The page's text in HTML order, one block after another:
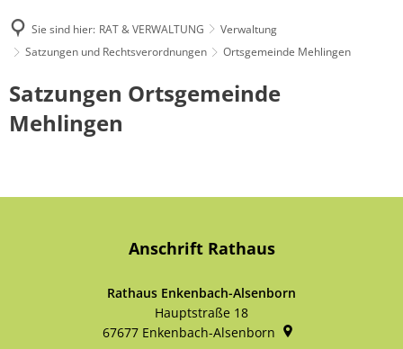
Sie sind hier: RAT & VERWALTUNG
Verwaltung
Satzungen und Rechtsverordnungen
Ortsgemeinde Mehlingen
Ortsgemeinde
Mehlingen
Satzungen Ortsgemeinde
Mehlingen
Anschrift Rathaus
Rathaus Enkenbach-Alsenborn
Hauptstraße 18
67677 Enkenbach-Alsenborn